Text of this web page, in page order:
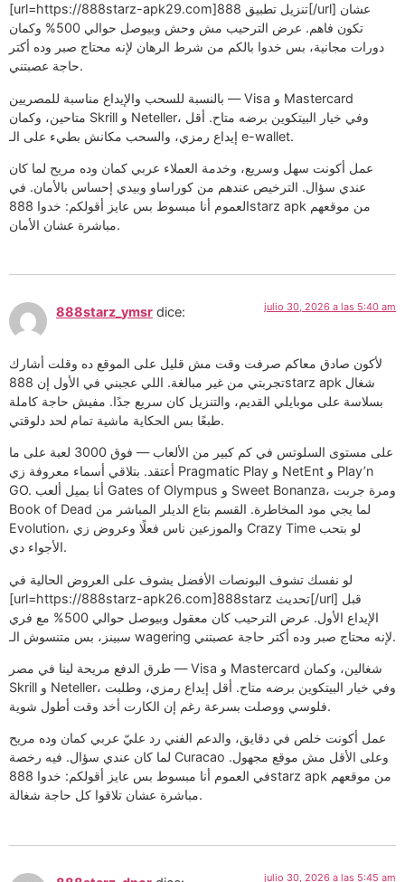
[url=https://888starz-apk29.com]تنزيل تطبيق 888[/url] عشان
تكون فاهم. عرض الترحيب مش وحش وبيوصل حوالي 500% وكمان
دورات مجانية، بس خدوا بالكم من شرط الرهان لإنه محتاج صبر وده أكتر
حاجة عصبتني.
بالنسبة للسحب والإيداع مناسبة للمصريين — Visa و Mastercard
متاحين، وكمان Skrill و Neteller، وفي خيار البيتكوين برضه متاح. أقل
إيداع رمزي، والسحب مكانش بطيء على الـ e-wallet.
عمل أكونت سهل وسريع، وخدمة العملاء عربي كمان وده مريح لما كان
عندي سؤال. الترخيص عندهم من كوراساو وبيدي إحساس بالأمان. في
العموم أنا مبسوط بس عايز أقولكم: خدوا 888starz apk من موقعهم
مباشرة عشان الأمان.
888starz_ymsr dice: julio 30, 2026 a las 5:40 am
لأكون صادق معاكم صرفت وقت مش قليل على الموقع ده وقلت أشارك
تجربتي من غير مبالغة. اللي عجبني في الأول إن 888starz apk شغال
بسلاسة على موبايلي القديم، والتنزيل كان سريع جدًا. مفيش حاجة كاملة
طبعًا بس الحكاية ماشية تمام لحد دلوقتي.
على مستوى السلوتس في كم كبير من الألعاب — فوق 3000 لعبة على ما
أعتقد. بتلاقي أسماء معروفة زي Pragmatic Play و NetEnt و Play’n
GO. أنا بميل ألعب Gates of Olympus و Sweet Bonanza، ومرة جربت
Book of Dead لما يجي مود المخاطرة. القسم بتاع الديلر المباشر من
Evolution، والموزعين ناس فعلًا وعروض زي Crazy Time لو بتحب
الأجواء دي.
لو نفسك تشوف البونصات الأفضل يشوف على العروض الحالية في
[url=https://888starz-apk26.com]888starz تحديث[/url] قبل
الإيداع الأول. عرض الترحيب كان معقول وبيوصل حوالي 500% مع فري
سبينز، بس متنسوش الـ wagering لإنه محتاج صبر وده أكتر حاجة عصبتني.
طرق الدفع مريحة لينا في مصر — Visa و Mastercard شغالين، وكمان
Skrill و Neteller، وفي خيار البيتكوين برضه متاح. أقل إيداع رمزي، وطلبت
فلوسي ووصلت بسرعة رغم إن الكارت أخد وقت أطول شوية.
عمل أكونت خلص في دقايق، والدعم الفني رد عليّ عربي كمان وده مريح
لما كان عندي سؤال. فيه رخصة Curacao وعلى الأقل مش موقع مجهول.
في العموم أنا مبسوط بس عايز أقولكم: خدوا 888starz apk من موقعهم
مباشرة عشان تلاقوا كل حاجة شغالة.
julio 30, 2026 a las 5:45 am